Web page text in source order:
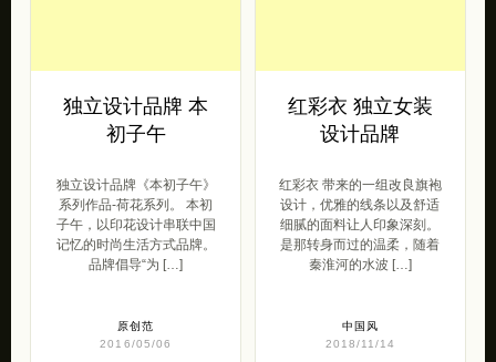
独立设计品牌 本
初子午
独立设计品牌《本初子午》
系列作品-荷花系列。 本初
子午，以印花设计串联中国
记忆的时尚生活方式品牌。
品牌倡导“为 […]
原创范
2016/05/06
红彩衣 独立女装
设计品牌
红彩衣 带来的一组改良旗袍
设计，优雅的线条以及舒适
细腻的面料让人印象深刻。
是那转身而过的温柔，随着
秦淮河的水波 […]
中国风
2018/11/14